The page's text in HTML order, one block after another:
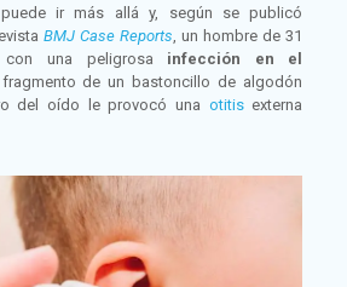
ir más allá y, según se publicó
BMJ Case Reports , un hombre de 31
una peligrosa infección en el
de un bastoncillo de algodón
del oído le provocó una otitisexterna